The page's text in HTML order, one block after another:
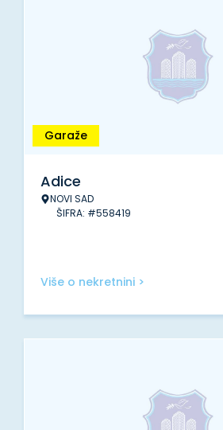
Garaže
Adice
NOVI SAD
ŠIFRA: #558419
Više o nekretnini >